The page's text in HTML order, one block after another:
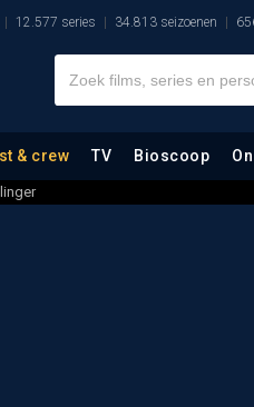
12.577 series 34.813 seizoenen
& crew TV Bioscoop